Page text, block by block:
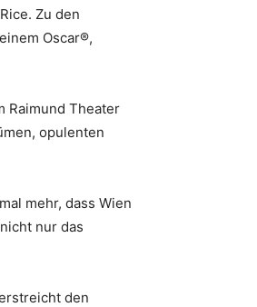
Zu den
Oscar®,
Raimund Theater
opulenten
mehr, dass Wien
nur das
den